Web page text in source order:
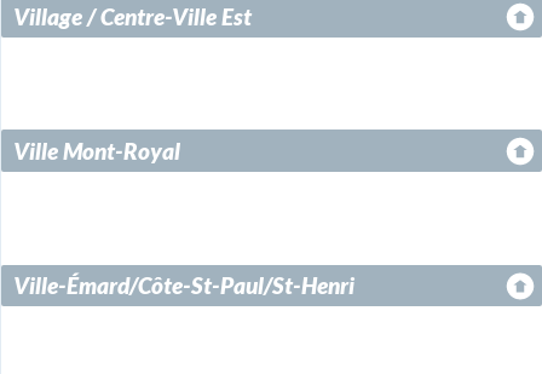
Village / Centre-Ville Est
Ville Mont-Royal
Ville-Émard/Côte-St-Paul/St-Henri